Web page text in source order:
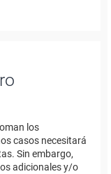
los
casos necesitará
Sin embargo,
adicionales y/o